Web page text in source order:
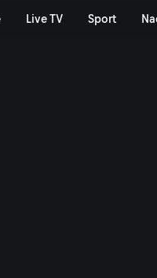
Live TV Sport